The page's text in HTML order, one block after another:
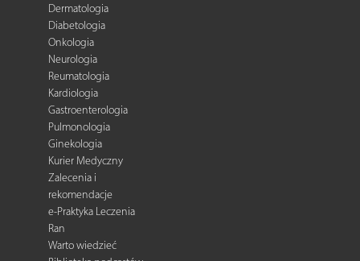
Dermatologia
Diabetologia
Onkologia
Neurologia
Reumatologia
Kardiologia
Gastroenterologia
Pulmonologia
Ginekologia
Kurier Medyczny
Zalecenia i
rekomendacje
e-Praktyka Leczenia
Ran
Warto wiedzieć